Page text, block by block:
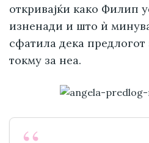
откривајќи како Филип
изненади и што ѝ
сфатила дека
токму за неа.